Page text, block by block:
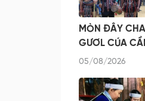
MÒN ĐÂY
GƯƠL CÚA
05/08/2026